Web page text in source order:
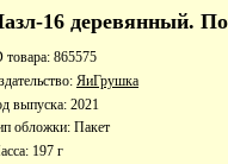
16 деревянный.
товара: 865575
ЯиГрушка
выпуска: 2021
обложки: Пакет
197 г